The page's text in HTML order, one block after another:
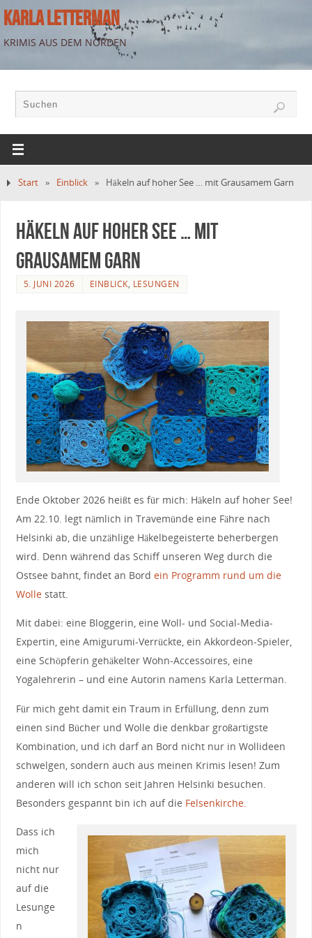
KARLA LETTERMAN
KRIMIS AUS DEM NORDEN
Start » Einblick » Häkeln auf hoher See … mit Grausamem Garn
Häkeln auf hoher See … mit
Grausamem Garn
5. JUNI 2026 EINBLICK, LESUNGEN
Ende Oktober 2026 heißt es für mich: Häkeln auf hoher See!
Am 22.10. legt nämlich in Travemünde eine Fähre nach
Helsinki ab, die unzählige Häkelbegeisterte beherbergen
wird. Denn während das Schiff unseren Weg durch die
Ostsee bahnt, findet an Bord ein Programm rund um die
Wollestatt.
Mit dabei: eine Bloggerin, eine Woll- und Social-Media-
Expertin, eine Amigurumi-Verrückte, ein Akkordeon-Spieler,
eine Schöpferin gehäkelter Wohn-Accessoires, eine
Yogalehrerin – und eine Autorin namens Karla Letterman.
Für mich geht damit ein Traum in Erfüllung, denn zum
einen sind Bücher und Wolle die denkbar großartigste
Kombination, und ich darf an Bord nicht nur in Wollideen
schwelgen, sondern auch aus meinen Krimis lesen! Zum
anderen will ich schon seit Jahren Helsinki besuchen.
Besonders gespannt bin ich auf die Felsenkirche.
Dass ich
mich
nicht nur
auf die
Lesunge
n